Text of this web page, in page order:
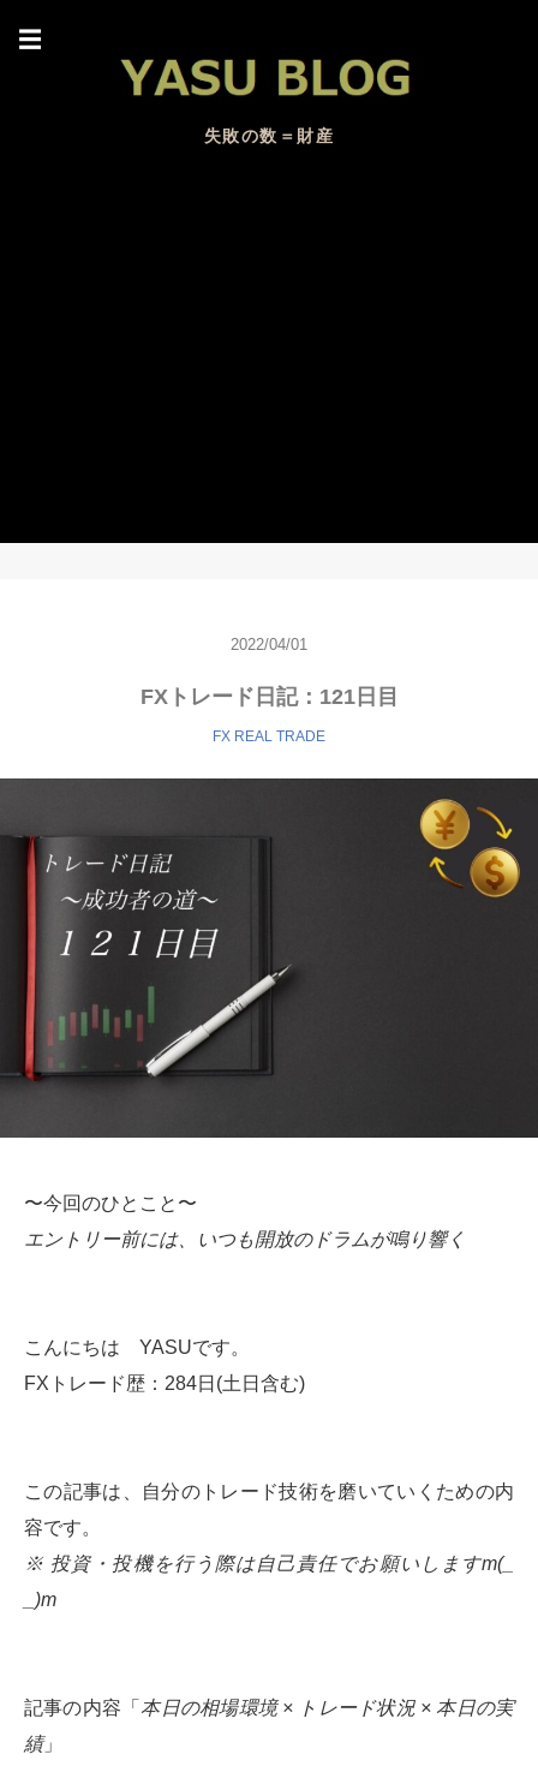
☰
失敗の数＝財産
2022/04/01
FXトレード日記：121日目
FX REAL TRADE
〜今回のひとこと〜
エントリー前には、いつも開放のドラムが鳴り響く
こんにちは YASUです。
FXトレード歴：284日(土日含む)
この記事は、自分のトレード技術を磨いていくための内
容です。
※ 投資・投機を行う際は自己責任でお願いしますm(_
_)m
記事の内容「 本日の相場環境 × トレード状況 × 本日の実
績」